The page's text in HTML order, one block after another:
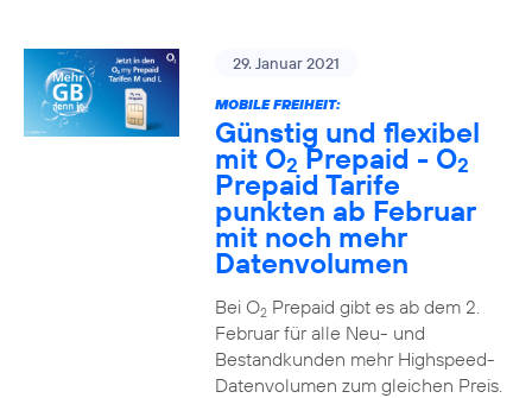
29. Januar 2021
MOBILE FREIHEIT:
Günstig und flexibel
mit O2 Prepaid - O2
Prepaid Tarife
punkten ab Februar
mit noch mehr
Datenvolumen
Bei O2Prepaid gibt es ab dem 2.
Februar für alle Neu- und
Bestandkunden mehr Highspeed-
Datenvolumen zum gleichen Preis.